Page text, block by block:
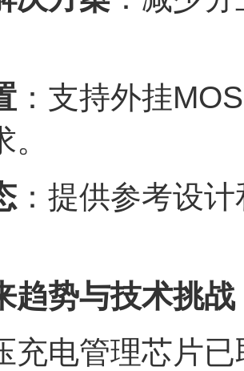
：支持外挂
：提供参考设
趋势与技术挑战
充电管理芯片